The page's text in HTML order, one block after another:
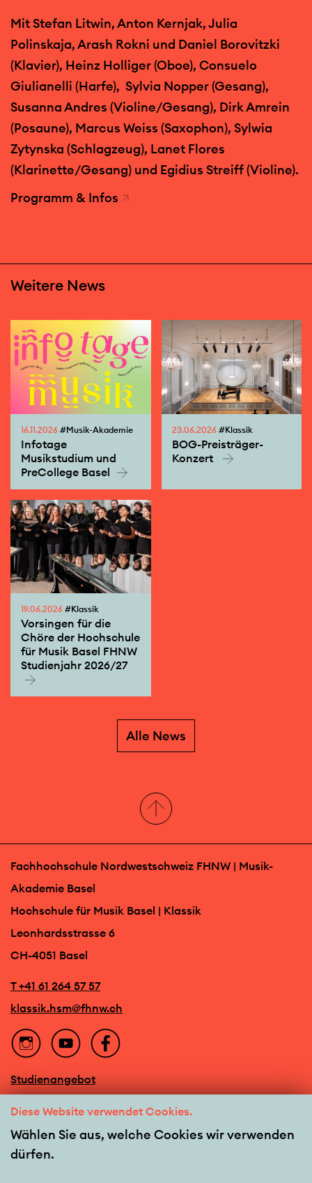
Mit Stefan Litwin, Anton Kernjak, Julia
Polinskaja, Arash Rokni und Daniel Borovitzki
(Klavier), Heinz Holliger (Oboe), Consuelo
Giulianelli (Harfe), Sylvia Nopper (Gesang),
Susanna Andres (Violine/Gesang), Dirk Amrein
(Posaune), Marcus Weiss (Saxophon), Sylwia
Zytynska (Schlagzeug), Lanet Flores
(Klarinette/Gesang) und Egidius Streiff (Violine).
Programm & Infos
Weitere News
16.11.2026 #Musik-Akademie
Infotage
Musikstudium und
PreCollege Basel
23.06.2026#Klassik
BOG-Preisträger-
Konzert
19.06.2026 #Klassik
Vorsingen für die
Chöre der Hochschule
für Musik Basel FHNW
Studienjahr 2026/27
Alle News
Fachhochschule Nordwestschweiz FHNW | Musik-
Akademie Basel
Hochschule für Musik Basel | Klassik
Leonhardsstrasse 6
CH-4051 Basel
T +41 61 264 57 57
klassik.hsm@fhnw.ch
Studienangebot
Barrierefreiheit
Diese Website verwendet Cookies.
Wählen Sie aus, welche Cookies wir verwenden
dürfen.